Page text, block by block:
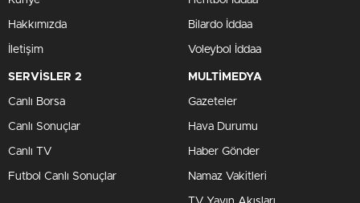
Hakkımızda
İletişim
Bilardo İddaa
Voleybol İddaa
SERVİSLER 2
Canlı Borsa
Canlı Sonuçlar
Canlı TV
Futbol Canlı Sonuçlar
MULTİMEDYA
Gazeteler
Hava Durumu
Haber Gönder
Namaz Vakitleri